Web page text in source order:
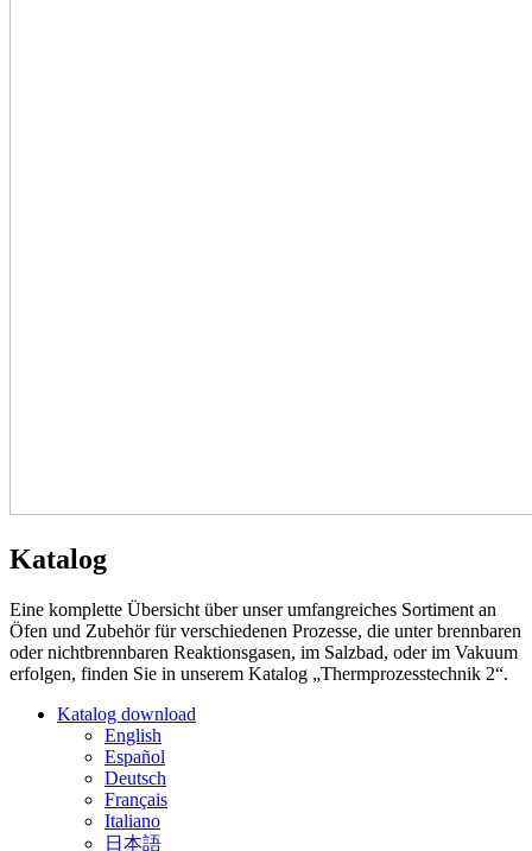
Katalog
Eine komplette Übersicht über unser umfangreiches Sortiment an
Öfen und Zubehör für verschiedenen Prozesse, die unter brennbaren
oder nichtbrennbaren Reaktionsgasen, im Salzbad, oder im Vakuum
erfolgen, finden Sie in unserem Katalog „Thermprozesstechnik 2“.
Katalog download
English
Español
Deutsch
Français
Italiano
日本語